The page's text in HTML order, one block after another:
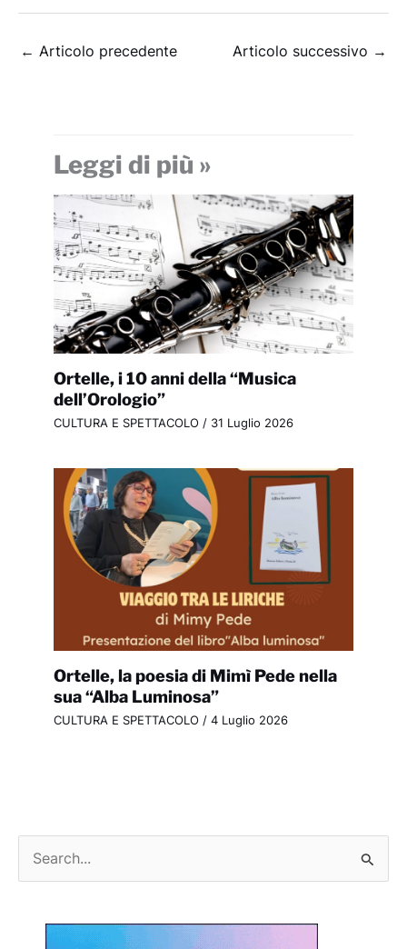
← Articolo precedente Articolo successivo →
Leggi di più »
Ortelle, i 10 anni della “Musica
dell’Orologio”
CULTURA E SPETTACOLO / 31 Luglio 2026
Ortelle, la poesia di Mimì Pede nella
sua “Alba Luminosa”
CULTURA E SPETTACOLO / 4 Luglio 2026